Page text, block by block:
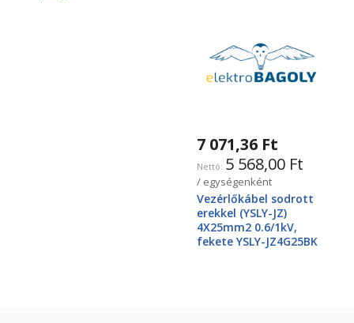
7 071,36 Ft
5 568,00 Ft
/ egységenként
Vezérlőkábel sodrott
erekkel (YSLY-JZ)
4X25mm2 0.6/1kV,
fekete YSLY-JZ4G25BK